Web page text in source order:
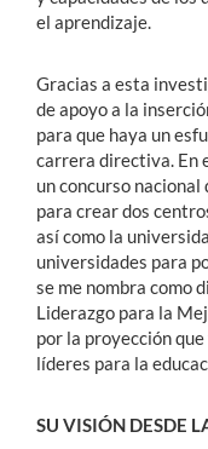
el aprendizaje.
Gracias a esta
de apoyo a la
para que haya un
carrera directiva. En
un concurso
para crear dos
así como la
universidades para
se me nombra como
Liderazgo para la
por la proyección
líderes para la
SU VISIÓN DESDE